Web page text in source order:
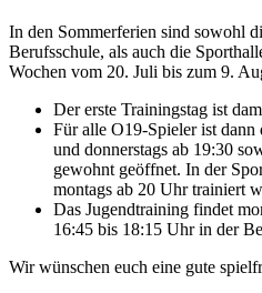
In den Sommerferien sind sowohl
Berufsschule, als auch die
Wochen vom 20. Juli bis zum 9.
Der erste Trainingstag ist
Für alle O19-Spieler ist
und donnerstags ab 19:30
gewohnt geöffnet. In der
montags ab 20 Uhr trainiert
Das Jugendtraining findet
16:45 bis 18:15 Uhr in der
Wir wünschen euch eine gute